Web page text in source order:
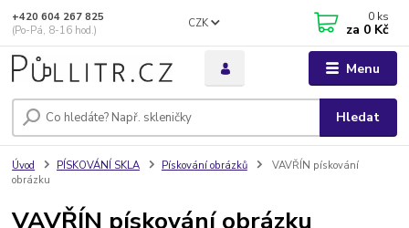
Menu
CZK
Hledat
+420 604 267 825
(Po-Pá, 8-16 hod.)
0 ks
za 0 Kč
Úvod PÍSKOVÁNÍ SKLA Pískování obrázků
VAVŘÍN pískování
obrázku
VAVŘÍN pískování obrázku